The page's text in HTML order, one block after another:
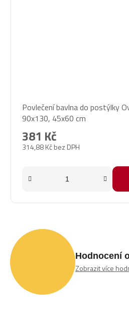
Povlečení bavlna do postýlky
90x130, 45x60 cm
314,88 Kč bez DPH
381 Kč
Hodnocení
Zobrazit více